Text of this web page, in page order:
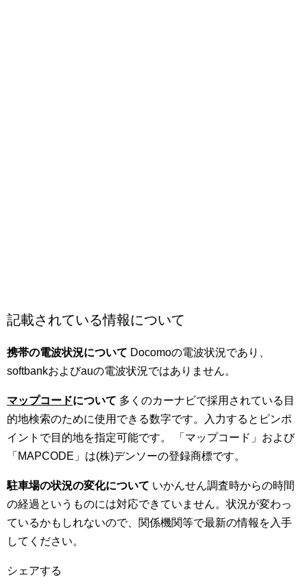
記載されている情報について
携帯の電波状況について Docomoの電波状況であり、
softbankおよびauの電波状況ではありません。
マップコードについて 多くのカーナビで採用されている目
的地検索のために使用できる数字です。入力するとピンポ
イントで目的地を指定可能です。 「マップコード」および
「MAPCODE」は(株)デンソーの登録商標です。
駐車場の状況の変化について いかんせん調査時からの時間
の経過というものには対応できていません。状況が変わっ
ているかもしれないので、関係機関等で最新の情報を入手
してください。
シェアする